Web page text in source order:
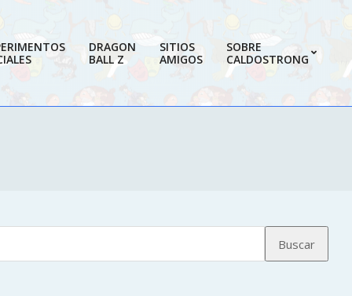
DRAGON
BALL Z
SITIOS
AMIGOS
SOBRE
CALDOSTRONG
Buscar